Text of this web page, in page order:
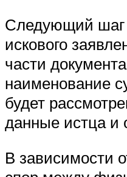
Следующий шаг
искового
части
наименование
будет
данные истца и
В зависимости